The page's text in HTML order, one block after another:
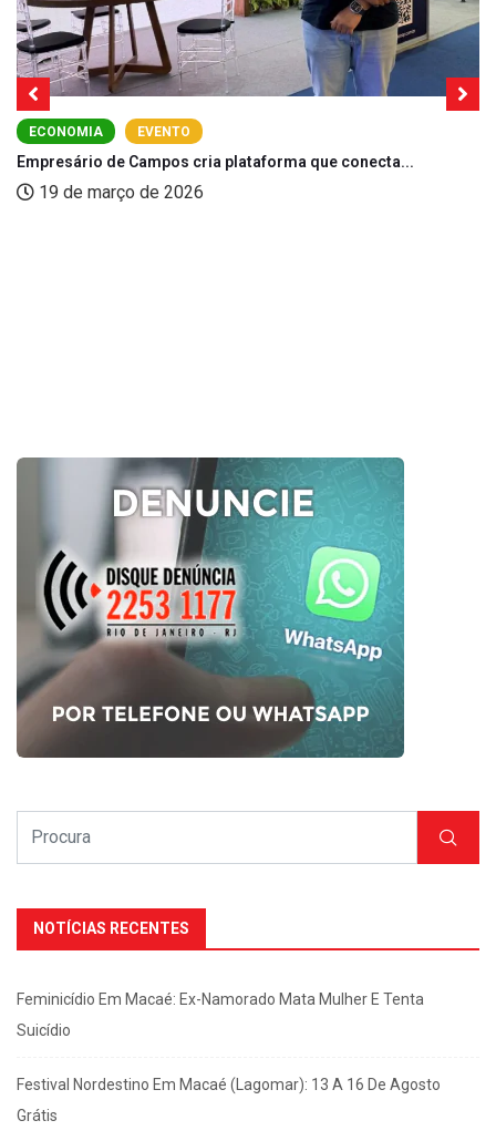
ECONOMIA EVENTO
Empresário de Campos cria plataforma que conecta...
19 de março de 2026
NOTÍCIAS RECENTES
Feminicídio Em Macaé: Ex-Namorado Mata Mulher E Tenta
Suicídio
Festival Nordestino Em Macaé (Lagomar): 13 A 16 De Agosto
Grátis